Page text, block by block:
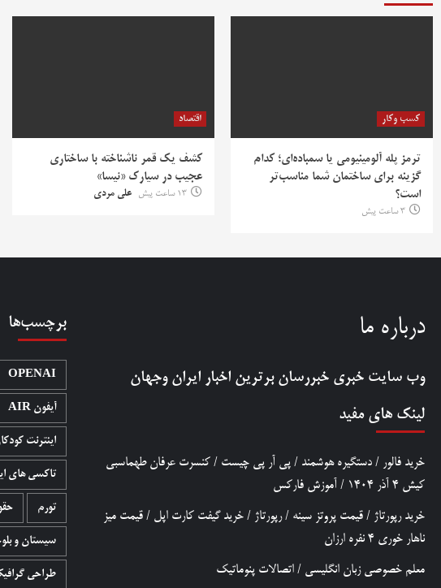
کسب وکار
ترمز پله آلومینیومی یا سمباده‌ای؛ کدام
گزینه برای ساختمان شما مناسب‌تر
است؟
3 ساعت پیش
اقتصاد
کشف یک قمر ناشناخته با ساختاری
عجیب در سیارک «نیسا»
13 ساعت پیش علی مردی
درباره ما
وب سایت خبری خبررسان برترین اخبار ایران وجهان
لینک های مفید
خرید فالور / دستگیره هوشمند / پی آر پی چیست / کنسرت عرفان طهماسبی
کیش 4 آذر 1404
/ آموزش فارکس
خرید رپورتاژ / قیمت پروتز سینه /رپورتاژ / خرید گیفت کارت اپل / قیمت میز
ناهار خوری 4 نفره ارزان
معلم خصوصی زبان انگلیسی / اتصالات پنوماتیک
برچسب‌ها
OPENAI
آیفون AIR
اینترنت
تاکسی های
تورم
سیستان و
طراحی